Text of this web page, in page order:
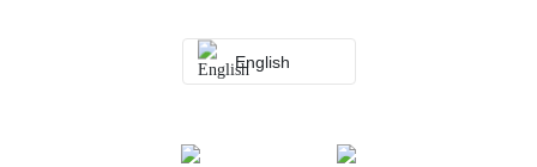
English